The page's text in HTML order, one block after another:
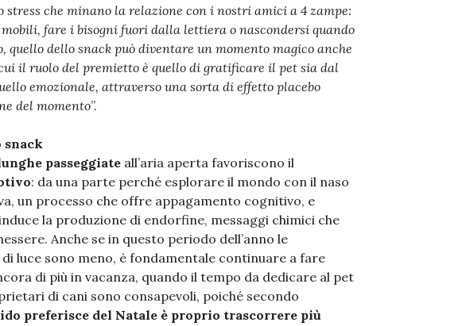
che minano la relazione con i nostri amici a 4 zampe:
fare i bisogni fuori dalla lettiera o nascondersi quando
dello snack può diventare un momento magico anche
il ruolo del premietto è quello di gratificare il pet sia dal
emozionale, attraverso una sorta di effetto placebo
del momento”.
snack
passeggiate all’aria aperta favoriscono il
: da una parte perché esplorare il mondo con il naso
un processo che offre appagamento cognitivo, e
la produzione di endorfine, messaggi chimici che
Anche se in questo periodo dell’anno le
luce sono meno, è fondamentale continuare a fare
di più in vacanza, quando il tempo da dedicare al pet
di cani sono consapevoli, poiché secondo
preferisce del Natale è proprio trascorrere più